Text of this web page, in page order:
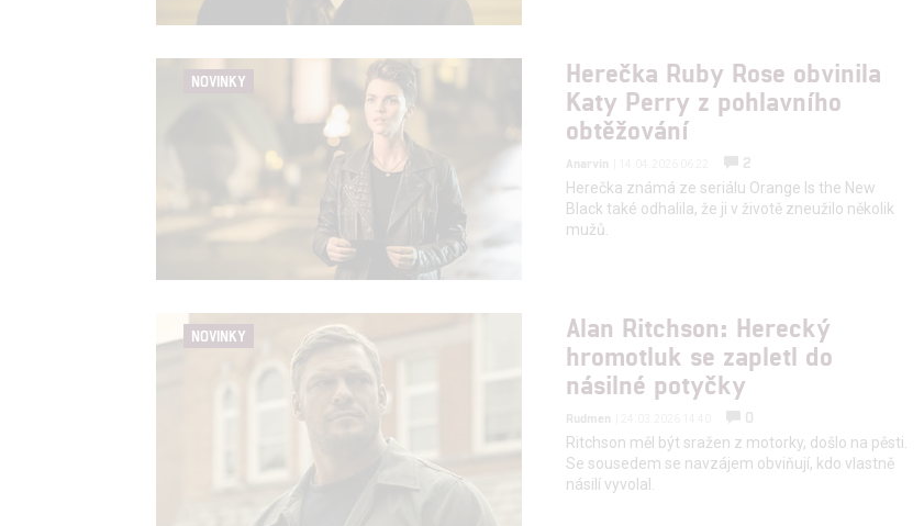
NOVINKY
Herečka Ruby Rose obvinila
Katy Perry z pohlavního
obtěžování
Anarvin
2
Herečka známá ze seriálu Orange Is the New
Black také odhalila, že ji v životě zneužilo několik
mužů.
NOVINKY
Alan Ritchson: Herecký
hromotluk se zapletl do
násilné potyčky
Rudmen
0
Ritchson měl být sražen z motorky, došlo na pěsti.
Se sousedem se navzájem obviňují, kdo vlastně
násilí vyvolal.